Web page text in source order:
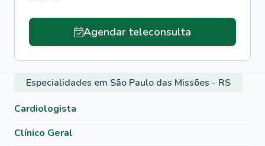
Agendar teleconsulta
Especialidades em São Paulo das Missões - RS
Cardiologista
Clínico Geral